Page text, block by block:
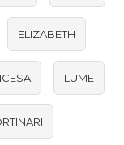
ELIZABETH
LUME